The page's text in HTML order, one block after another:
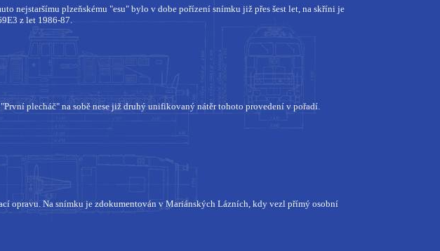
nejstaršímu plzeňskému "esu" bylo v dobe pořízení snímku již přes šest let, na skříni je
z let 1986-87.
plecháč" na sobě nese již druhý unifikovaný nátěr tohoto provedení v pořadí.
opravu. Na snímku je zdokumentován v Mariánských Lázních, kdy vezl přímý osobní